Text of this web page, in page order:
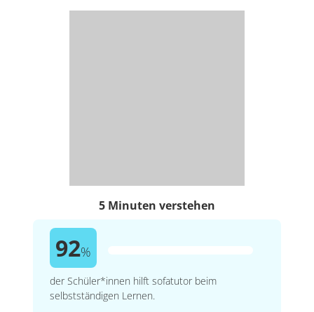
5 Minuten verstehen
92%
der Schüler*innen hilft sofatutor beim
selbstständigen Lernen.